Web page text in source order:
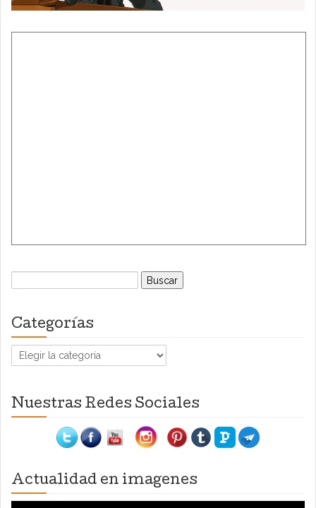
Buscar:
Categorías
Categorías
Nuestras Redes Sociales
Actualidad en imagenes